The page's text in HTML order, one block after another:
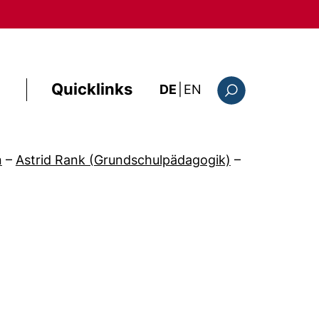
Quicklinks DE EN : the current page
– Astrid Rank (Grundschulpädagogik) –